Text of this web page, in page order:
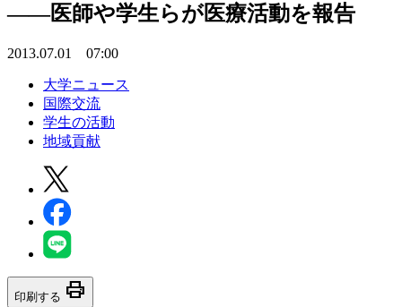
――医師や学生らが医療活動を報告
2013.07.01 07:00
大学ニュース
国際交流
学生の活動
地域貢献
印刷する print